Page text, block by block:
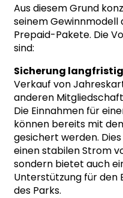
Aus diesem Grund
seinem
Prepaid-Pakete. Die
sind:
Sicherung
Verkauf von
anderen
Die Einnahmen für
können bereits mit
gesichert werden.
einen stabilen Strom
sondern bietet auch
Unterstützung für den
des Parks.